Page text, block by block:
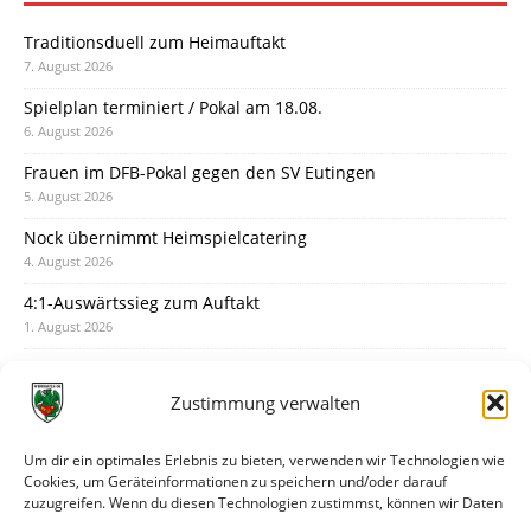
Zustimmung verwalten
Um dir ein optimales Erlebnis zu bieten, verwenden wir Technologien wie
Cookies, um Geräteinformationen zu speichern und/oder darauf
zuzugreifen. Wenn du diesen Technologien zustimmst, können wir Daten
Traditionsduell zum Heimauftakt
7. August 2026
Spielplan terminiert / Pokal am 18.08.
6. August 2026
Frauen im DFB-Pokal gegen den SV Eutingen
5. August 2026
Nock übernimmt Heimspielcatering
4. August 2026
4:1-Auswärtssieg zum Auftakt
1. August 2026
31. Juli 2026
30. Juli 2026
Deine Spielminute: 89+1